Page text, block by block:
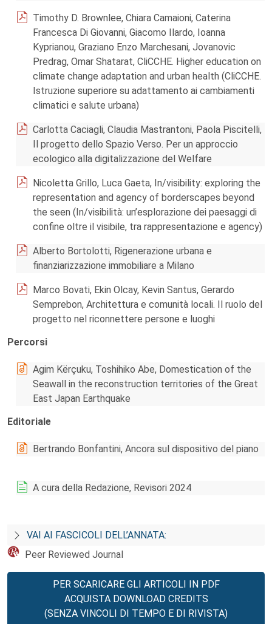
Timothy D. Brownlee, Chiara Camaioni, Caterina
Francesca Di Giovanni, Giacomo Ilardo, Ioanna
Kyprianou, Graziano Enzo Marchesani, Jovanovic
Predrag, Omar Shatarat, CliCCHE. Higher education on
climate change adaptation and urban health (CliCCHE.
Istruzione superiore su adattamento ai cambiamenti
climatici e salute urbana)
Carlotta Caciagli, Claudia Mastrantoni, Paola Piscitelli,
Il progetto dello Spazio Verso. Per un approccio
ecologico alla digitalizzazione del Welfare
Nicoletta Grillo, Luca Gaeta, In/visibility: exploring the
representation and agency of borderscapes beyond
the seen (In/visibilità: un’esplorazione dei paesaggi di
confine oltre il visibile, tra rappresentazione e agency)
Alberto Bortolotti, Rigenerazione urbana e
finanziarizzazione immobiliare a Milano
Marco Bovati, Ekin Olcay, Kevin Santus, Gerardo
Semprebon, Architettura e comunità locali. Il ruolo del
progetto nel riconnettere persone e luoghi
Percorsi
Agim Kërçuku, Toshihiko Abe, Domestication of the
Seawall in the reconstruction territories of the Great
East Japan Earthquake
Editoriale
Bertrando Bonfantini, Ancora sul dispositivo del piano
A cura della Redazione, Revisori 2024
VAI AI FASCICOLI DELL’ANNATA:
Peer Reviewed Journal
PER SCARICARE GLI ARTICOLI IN PDF
ACQUISTA DOWNLOAD CREDITS
(SENZA VINCOLI DI TEMPO E DI RIVISTA)